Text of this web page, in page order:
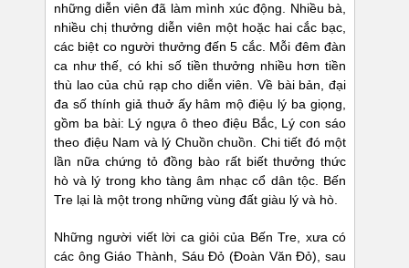
những diễn viên đã làm mình xúc động. Nhiều bà,
nhiều chị thưởng diễn viên một hoặc hai cắc bạc,
các biệt co người thưởng đến 5 cắc. Mỗi đêm đàn
ca như thế, có khi số tiền thưởng nhiều hơn tiền
thù lao của chủ rạp cho diễn viên. Về bài bản, đại
đa số thính giả thuở ấy hâm mộ điệu lý ba giọng,
gồm ba bài: Lý ngựa ô theo điệu Bắc, Lý con sáo
theo điệu Nam và lý Chuồn chuồn. Chi tiết đó một
lần nữa chứng tỏ đồng bào rất biết thưởng thức
hò và lý trong kho tàng âm nhạc cổ dân tộc. Bến
Tre lại là một trong những vùng đất giàu lý và hò.
Những người viết lời ca giỏi của Bến Tre, xưa có
các ông Giáo Thành, Sáu Đỏ (Đoàn Văn Đỏ), sau